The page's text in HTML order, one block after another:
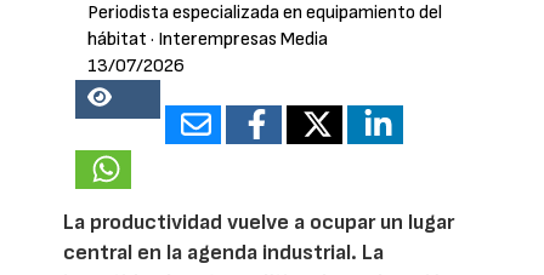
Periodista especializada en equipamiento del
hábitat · Interempresas Media
13/07/2026
25878
La productividad vuelve a ocupar un lugar
central en la agenda industrial. La